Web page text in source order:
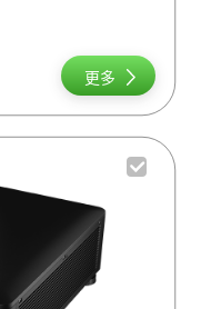
更多